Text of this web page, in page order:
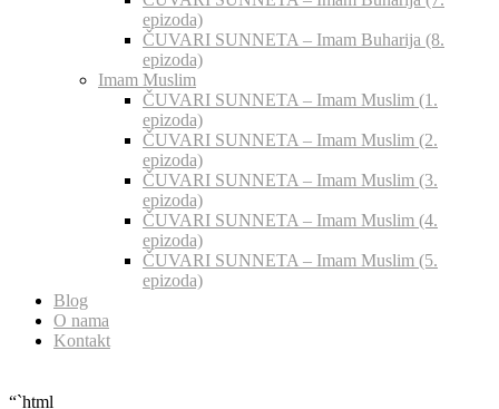
epizoda)
ČUVARI SUNNETA – Imam Buharija (8.
epizoda)
Imam Muslim
ČUVARI SUNNETA – Imam Muslim (1.
epizoda)
ČUVARI SUNNETA – Imam Muslim (2.
epizoda)
ČUVARI SUNNETA – Imam Muslim (3.
epizoda)
ČUVARI SUNNETA – Imam Muslim (4.
epizoda)
ČUVARI SUNNETA – Imam Muslim (5.
epizoda)
Blog
O nama
Kontakt
“`html